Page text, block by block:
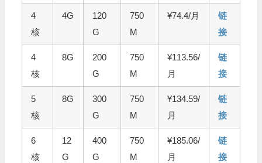
4
核
4G
120
G
750
M
¥74.4/月
链
接
4
核
8G
200
G
750
M
¥113.56/
月
链
接
5
核
8G
300
G
750
M
¥134.59/
月
链
接
6
核
12
G
400
G
750
M
¥185.06/
月
链
接